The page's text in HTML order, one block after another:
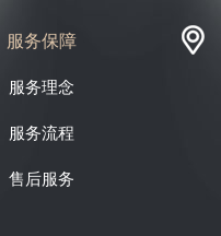
服务保障
服务理念
服务流程
售后服务